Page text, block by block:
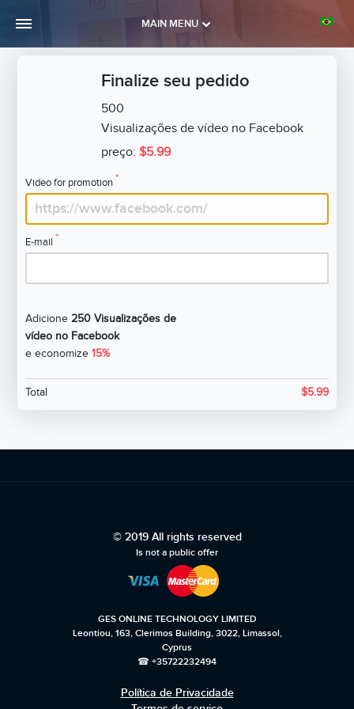
MAIN MENU
Finalize seu pedido
500
Visualizações de vídeo no Facebook
preço:$5.99
Video for promotion *
E-mail *
Adicione250 Visualizações de
vídeo no Facebook
e economize15%
Total $5.99
© 2019 All rights reserved
Is not a public offer
GES ONLINE TECHNOLOGY LIMITED
Leontiou, 163, Clerimos Building, 3022, Limassol,
Cyprus
☎ +35722232494
Política de Privacidade